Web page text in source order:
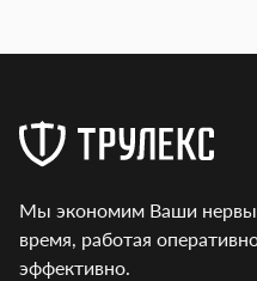
Мы экономим Ваши
время, работая
эффективно.